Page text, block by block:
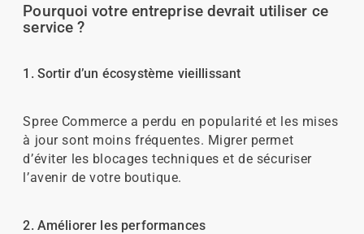
Pourquoi votre entreprise devrait utiliser ce
service ?
1. Sortir d’un écosystème vieillissant
Spree Commerce a perdu en popularité et les mises
à jour sont moins fréquentes. Migrer permet
d’éviter les blocages techniques et de sécuriser
l’avenir de votre boutique.
2. Améliorer les performances